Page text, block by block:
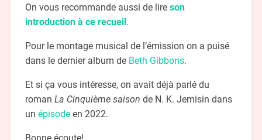
On vous recommande aussi de lire son
introduction à ce recueil.
Pour le montage musical de l’émission on a puisé
dans le dernier album de Beth Gibbons.
Et si ça vous intéresse, on avait déjà parlé du
roman La Cinquième saison de N. K. Jemisin dans
un épisodeen 2022.